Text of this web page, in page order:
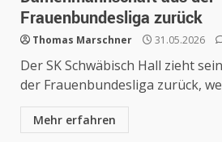
Frauenbundesliga zurück
Thomas Marschner 31.05.2026
Der SK Schwäbisch Hall zieht
der Frauenbundesliga zurück,
Mehr erfahren